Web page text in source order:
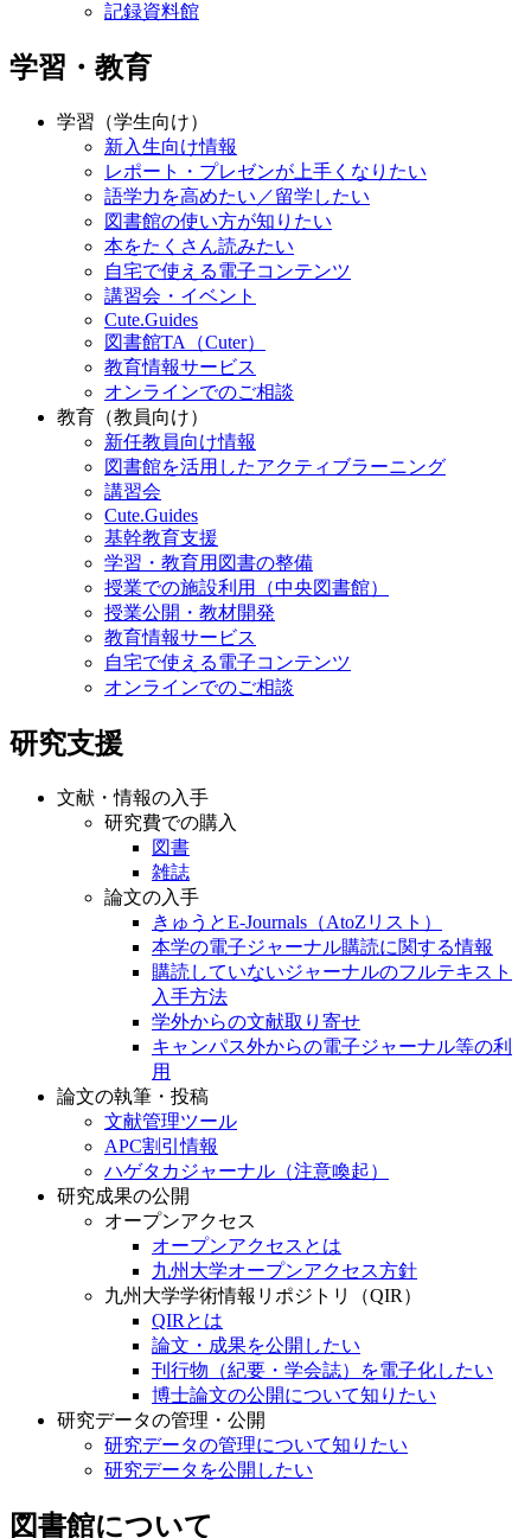
記録資料館
学習・教育
学習（学生向け）
新入生向け情報
レポート・プレゼンが上手くなりたい
語学力を高めたい／留学したい
図書館の使い方が知りたい
本をたくさん読みたい
自宅で使える電子コンテンツ
講習会・イベント
Cute.Guides
図書館TA（Cuter）
教育情報サービス
オンラインでのご相談
教育（教員向け）
新任教員向け情報
図書館を活用したアクティブラーニング
講習会
Cute.Guides
基幹教育支援
学習・教育用図書の整備
授業での施設利用（中央図書館）
授業公開・教材開発
教育情報サービス
自宅で使える電子コンテンツ
オンラインでのご相談
研究支援
文献・情報の入手
研究費での購入
図書
雑誌
論文の入手
きゅうとE-Journals（AtoZリスト）
本学の電子ジャーナル購読に関する情報
購読していないジャーナルのフルテキスト
入手方法
学外からの文献取り寄せ
キャンパス外からの電子ジャーナル等の利
用
論文の執筆・投稿
文献管理ツール
APC割引情報
ハゲタカジャーナル（注意喚起）
研究成果の公開
オープンアクセス
オープンアクセスとは
九州大学オープンアクセス方針
九州大学学術情報リポジトリ（QIR）
QIRとは
論文・成果を公開したい
刊行物（紀要・学会誌）を電子化したい
博士論文の公開について知りたい
研究データの管理・公開
研究データの管理について知りたい
研究データを公開したい
図書館について